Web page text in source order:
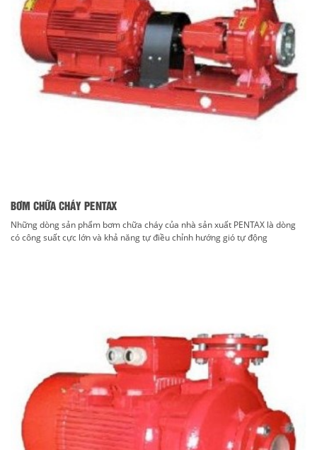
BƠM CHỮA CHÁY PENTAX
Những dòng sản phẩm bơm chữa cháy của nhà sản xuất PENTAX là dòng
có công suất cực lớn và khả năng tự điều chỉnh hướng gió tự động